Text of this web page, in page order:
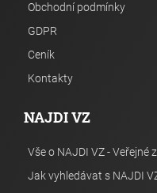
Obchodní podmínky
GDPR
Ceník
Kontakty
NAJDI VZ
Vše o NAJDI VZ - Veřejné
Jak vyhledávat s NAJDI